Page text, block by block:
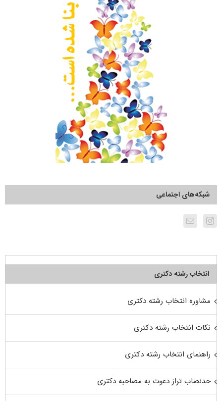
شبکه‌های اجتماعی
انتخاب رشته دکتری
مشاوره انتخاب رشته دکتری
نکات انتخاب رشته دکتری
راهنمای انتخاب رشته دکتری
حدنصاب تراز دعوت به مصاحبه دکتری